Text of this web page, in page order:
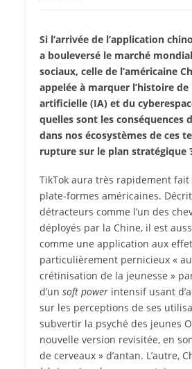
Si l’arrivée de l’application
a bouleversé le marché
sociaux, celle de l’américaine
appelée à marquer l’histoire de
artificielle (IA) et du
quelles sont les conséquences
dans nos écosystèmes de ces
rupture sur le plan stratégique
TikTok aura très rapidement fait
plate-formes américaines.
détracteurs comme l’un des
déployés par la Chine, il est
comme une application aux
particulièrement pernicieux «
crétinisation de la jeunesse »
d’un soft powerintensif usant
sur les perceptions de ses
subvertir la psyché des jeunes
nouvelle version revisitée, en
de cerveaux » d’antan. L’autre,